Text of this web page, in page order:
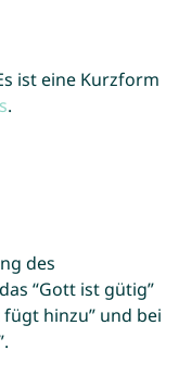
ist eine Kurzform
.
des
“Gott ist gütig”
hinzu” und bei